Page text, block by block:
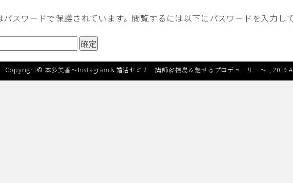
パスワードで保護されています。閲覧するには以下にパスワードを入力し
Copyright© 本多美香～Instagram＆婚活セミナー講師@福島＆魅せるプロデューサー～ , 2019